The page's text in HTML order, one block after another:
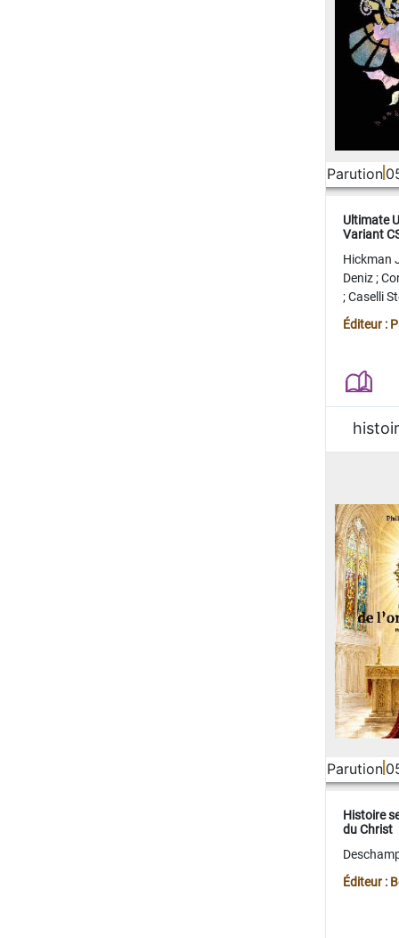
Parution
Ultimate
Variant
Hickman
Deniz;
;Caselli
Juan
Éditeur :
Parution
Histoire
du Christ
Éditeur :